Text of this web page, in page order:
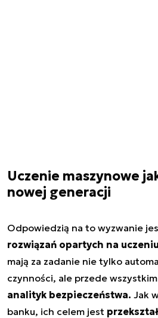
Uczenie maszynowe
nowej generacji
Odpowiedzią na to wyzwanie
rozwiązań opartych na
mają za zadanie nie tylko
czynności, ale przede wszystkim
analityk bezpieczeństwa. Jak
banku, ich celem jest